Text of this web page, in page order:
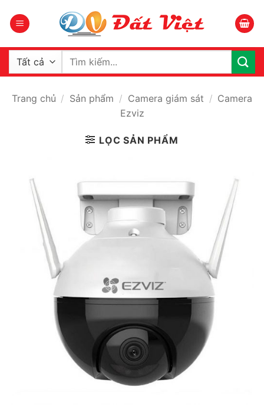
qua
dung
Tìm
Trang chủ / Sản phẩm / Camera giám sát / Camera
Ezviz
LỌC SẢN PHẨM